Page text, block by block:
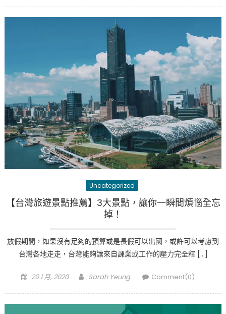
Uncategorized
【台灣旅遊景點推薦】3大景點，讓你一瞬間煩惱全忘
掉！
放假期間，如果沒有足夠的預算或是長假可以出國，或許可以考慮到
台灣各地走走，台灣能夠讓來自課業或工作的壓力完全釋 […]
Posted
20 1 月, 2020 Author
Sarah Yeung Comment(0)